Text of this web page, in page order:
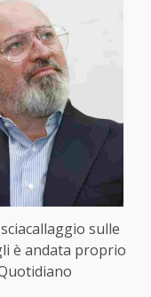
sulle
è andata proprio